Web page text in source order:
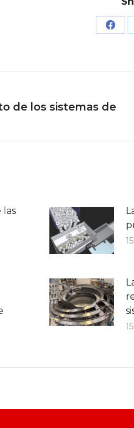
de los sistemas de
las